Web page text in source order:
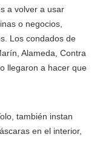
a volver a usar
o negocios,
Los condados de
Alameda, Contra
llegaron a hacer que
también instan
en el interior,